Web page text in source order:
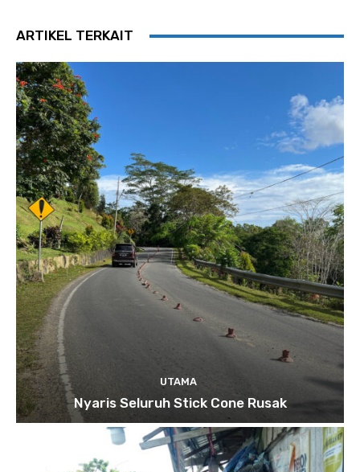
ARTIKEL TERKAIT
UTAMA
Nyaris Seluruh Stick Cone Rusak